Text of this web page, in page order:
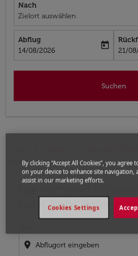
Nach
Zielort auswählen
Abflug
fc-booking-departure-date-aria-label
14/08/2026
today
fc-
21/
Suchen
- Sankt Petersburg
nach Sankt
location_on
By clicking “Accept All Cookies”, you
on your device to enhance site navigation,
assist in our marketing efforts.
Cookies Settings